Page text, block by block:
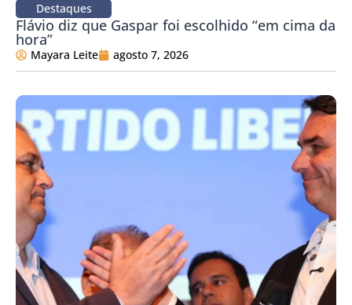
Destaques
Flávio diz que Gaspar foi escolhido “em cima da
hora”
Mayara Leite agosto 7, 2026